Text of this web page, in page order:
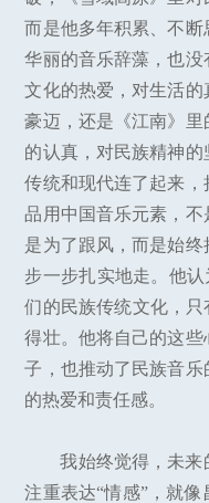
而是他多年积累、不
华丽的音乐辞藻，也
文化的热爱，对生活
豪迈，还是《江南》
的认真，对民族精神
传统和现代连了起来
品用中国音乐元素，
是为了跟风，而是始
步一步扎实地走。他认
们的民族传统文化，
得壮。他将自己的这
子，也推动了民族音
的热爱和责任感。
我始终觉得，未
注重表达“情感”，就